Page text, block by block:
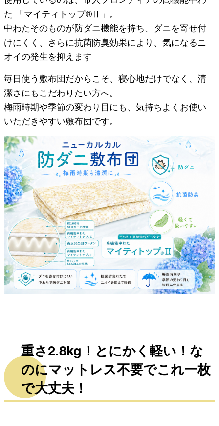
た 「マイティトップ®Ⅱ」。
中わたそのものが防ダニ機能を持ち、ダニを寄せ付
けにくく、さらに抗菌防臭効果により、気になるニ
オイの発生を抑えます
毎日使う敷布団だからこそ、寝心地だけでなく、清
潔さにもこだわりたい方へ。
梅雨時期や季節の変わり目にも、気持ちよくお使い
いただきやすい敷布団です。
重さ2.8kg！とにかく軽い！な
のにマットレス不要でこれ一枚
で大丈夫！